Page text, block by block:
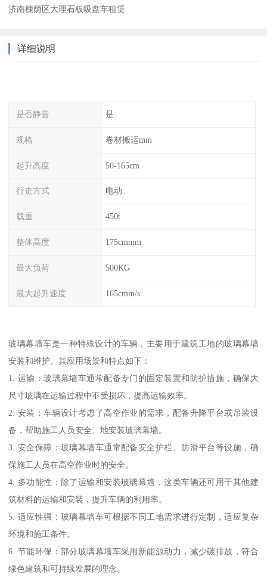
济南槐荫区大理石板吸盘车租赁
详细说明
是否静音 是
规格 卷材搬运mm
起升高度 50-165cm
行走方式 电动
载重 450t
整体高度 175cmmm
最大负荷 500KG
最大起升速度 165cmm/s
玻璃幕墙车是一种特殊设计的车辆，主要用于建筑工地的玻璃幕墙
安装和维护。其应用场景和特点如下：
1. 运输：玻璃幕墙车通常配备专门的固定装置和防护措施，确保大
尺寸玻璃在运输过程中不受损坏，提高运输效率。
2. 安装：车辆设计考虑了高空作业的需求，配备升降平台或吊装设
备，帮助施工人员安全、地安装玻璃幕墙。
3. 安全保障：玻璃幕墙车通常配备安全护栏、防滑平台等设施，确
保施工人员在高空作业时的安全。
4. 多功能性：除了运输和安装玻璃幕墙，这类车辆还可用于其他建
筑材料的运输和安装，提升车辆的利用率。
5. 适应性强：玻璃幕墙车可根据不同工地需求进行定制，适应复杂
环境和施工条件。
6. 节能环保：部分玻璃幕墙车采用新能源动力，减少碳排放，符合
绿色建筑和可持续发展的理念。